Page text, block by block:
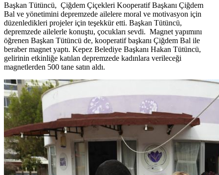
Başkan Tütüncü, Çiğdem Çiçekleri Kooperatif Başkanı Çiğdem
Bal ve yönetimini depremzede ailelere moral ve motivasyon için
düzenledikleri projeler için teşekkür etti. Başkan Tütüncü,
depremzede ailelerle konuştu, çocukları sevdi. Magnet yapımını
öğrenen Başkan Tütüncü de, kooperatif başkanı Çiğdem Bal ile
beraber magnet yaptı. Kepez Belediye Başkanı Hakan Tütüncü,
gelirinin etkinliğe katılan depremzede kadınlara verileceği
magnetlerden 500 tane satın aldı.